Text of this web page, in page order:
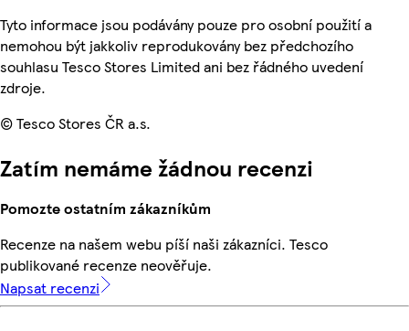
Tyto informace jsou podávány pouze pro osobní použití a
nemohou být jakkoliv reprodukovány bez předchozího
souhlasu Tesco Stores Limited ani bez řádného uvedení
zdroje.
© Tesco Stores ČR a.s.
Zatím nemáme žádnou recenzi
Pomozte ostatním zákazníkům
Recenze na našem webu píší naši zákazníci. Tesco
publikované recenze neověřuje.
Napsat recenzi